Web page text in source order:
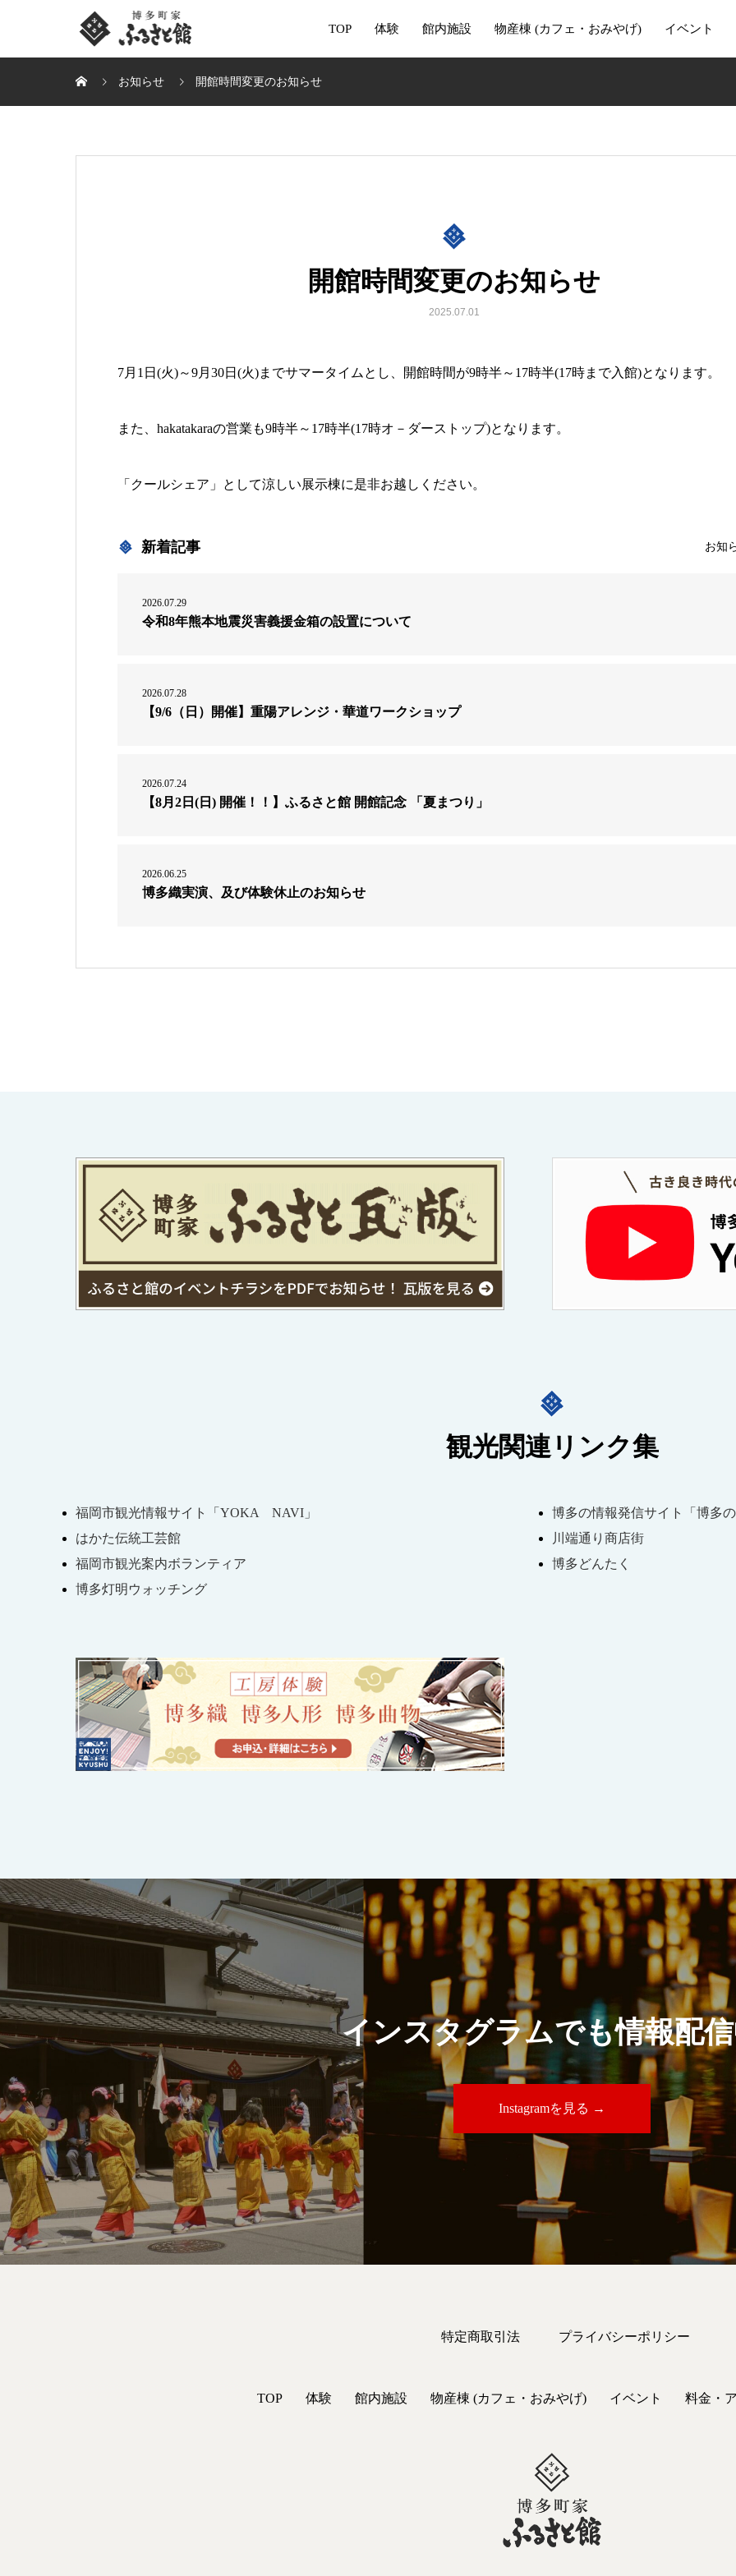
TOP 体験 館内施設 物産棟 (カフェ・おみやげ) イベント
お知らせ 開館時間変更のお知らせ
開館時間変更のお知らせ
2025.07.01
7月1日(火)～9月30日(火)までサマータイムとし、開館時間が9時半～17時半(17時まで入館)となります。
また、hakatakaraの営業も9時半～17時半(17時オ－ダーストップ)となります。
「クールシェア」として涼しい展示棟に是非お越しください。
新着記事 お知
2026.07.29
令和8年熊本地震災害義援金箱の設置について
2026.07.28
【9/6（日）開催】重陽アレンジ・華道ワークショップ
2026.07.24
【8月2日(日) 開催！！】ふるさと館 開館記念 「夏まつり」
2026.06.25
博多織実演、及び体験休止のお知らせ
観光関連リンク集
福岡市観光情報サイト「YOKA NAVI」
博多の情報発信サイト「博多
はかた伝統工芸館
川端通り商店街
福岡市観光案内ボランティア
博多どんたく
博多灯明ウォッチング
インスタグラムでも情報配
Instagramを見る →
特定商取引法 プライバシーポリシー
TOP 体験 館内施設 物産棟 (カフェ・おみやげ) イベント 料金・